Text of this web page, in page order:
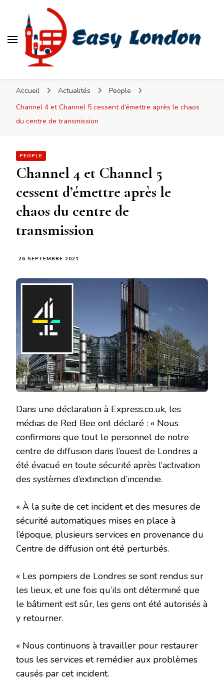
Accueil Actualités
People
Channel 4 et Channel 5 cessent d’émettre après le chaos
du centre de transmission
PEOPLE
Channel 4 et Channel 5
cessent d’émettre après le
chaos du centre de
transmission
26 SEPTEMBRE 2021
Dans une déclaration à Express.co.uk, les
médias de Red Bee ont déclaré : « Nous
confirmons que tout le personnel de notre
centre de diffusion dans l’ouest de Londres a
été évacué en toute sécurité après l’activation
des systèmes d’extinction d’incendie.
« À la suite de cet incident et des mesures de
sécurité automatiques mises en place à
l’époque, plusieurs services en provenance du
Centre de diffusion ont été perturbés.
« Les pompiers de Londres se sont rendus sur
les lieux, et une fois qu’ils ont déterminé que
le bâtiment est sûr, les gens ont été autorisés à
y retourner.
« Nous continuons à travailler pour restaurer
tous les services et remédier aux problèmes
causés par cet incident.